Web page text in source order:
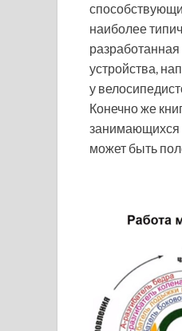
наиболее
устройства,
у
Конечно же
занимающихся
может быть